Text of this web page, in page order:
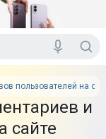
пользователей на
и
сайте